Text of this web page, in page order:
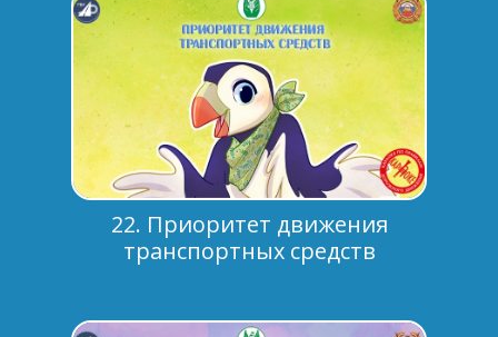
22. Приоритет движения
транспортных средств